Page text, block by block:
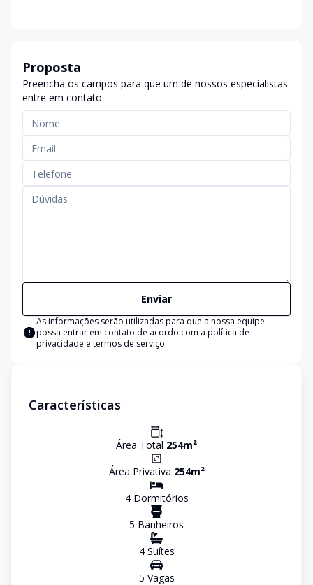
Proposta
Preencha os campos para que um de nossos especialistas
entre em contato
Enviar
As informações serão utilizadas para que a nossa equipe
possa entrar em contato de acordo com a política de
privacidade e termos de serviço
Características
Área Total 254m²
Área Privativa 254m²
4Dormitórios
5 Banheiros
4Suítes
5 Vagas